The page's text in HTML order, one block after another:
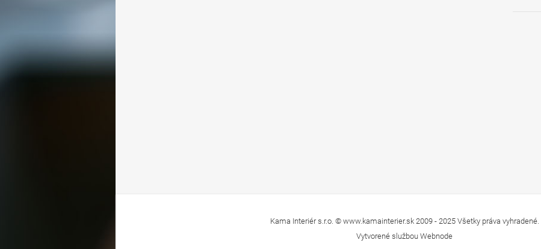
Kama Interiér s.r.o. © www.kamainterier.sk 2009 - 2025 Všetky práva vyhradené.
Vytvorené službou Webnode